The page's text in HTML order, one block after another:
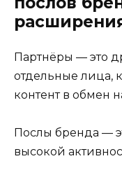
Партнёры — это
отдельные лица,
контент в обмен
Послы бренда —
высокой